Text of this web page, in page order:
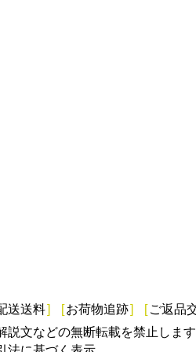
送送料] [お荷物追跡] [ ご返品
文などの無断転載を禁止します